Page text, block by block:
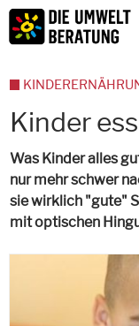
Inhalt
Suche
Kinder
Was Kinder alles
nur mehr schwer
sie wirklich "gute"
mit optischen